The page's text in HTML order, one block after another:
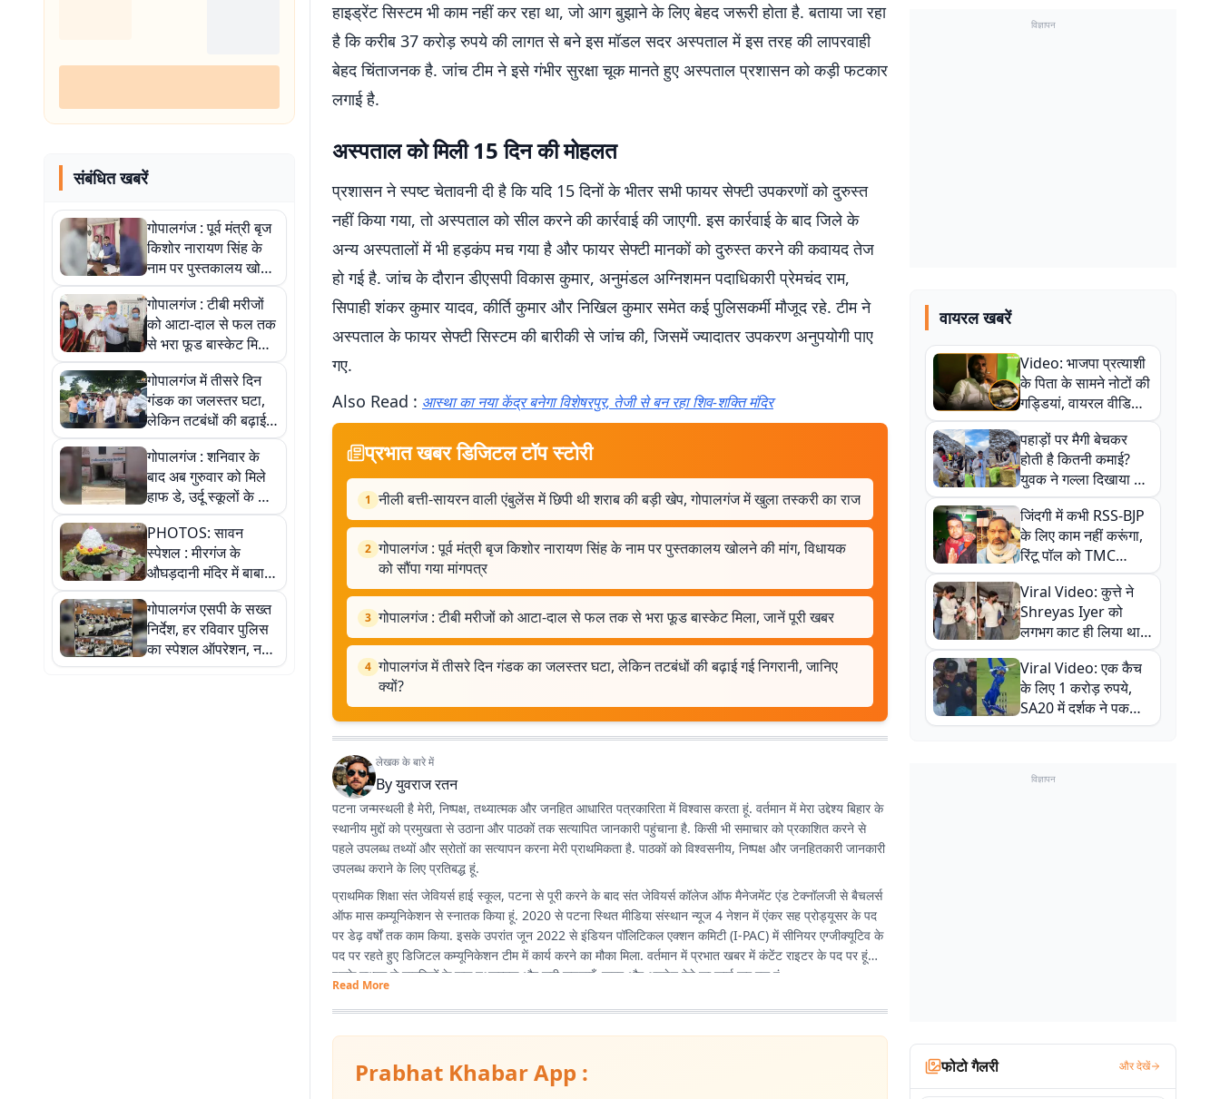
संबंधित खबरें
गोपालगंज : पूर्व मंत्री बृज
किशोर नारायण सिंह के
नाम पर पुस्तकालय खोलने
की मांग, विधायक को सौंपा
गया मांगपत्र
गोपालगंज : टीबी मरीजों
को आटा-दाल से फल तक
से भरा फूड बास्केट मिला,
जानें पूरी खबर
गोपालगंज में तीसरे दिन
गंडक का जलस्तर घटा,
लेकिन तटबंधों की बढ़ाई
गई निगरानी, जानिए क्यों?
गोपालगंज : शनिवार के
बाद अब गुरुवार को मिले
हाफ डे, उर्दू स्कूलों के लिए
उठी नई मांग, शिक्षा मंत्री
को सौंपा पत्र
PHOTOS: सावन
स्पेशल : मीरगंज के
औघड़दानी मंदिर में बाबा
का अलौकिक श्रृंगार,
तस्वीरों में देखें महादेव के
कई मनमोहक स्वरूप
गोपालगंज एसपी के सख्त
निर्देश, हर रविवार पुलिस
का स्पेशल ऑपरेशन, नशे
के पूरे नेटवर्क पर होगी
हाइड्रेंट सिस्टम भी काम नहीं कर रहा था, जो आग बुझाने के लिए बेहद जरूरी होता है. बताया जा रहा
है कि करीब 37 करोड़ रुपये की लागत से बने इस मॉडल सदर अस्पताल में इस तरह की लापरवाही
बेहद चिंताजनक है. जांच टीम ने इसे गंभीर सुरक्षा चूक मानते हुए अस्पताल प्रशासन को कड़ी फटकार
लगाई है.
अस्पताल को मिली 15 दिन की मोहलत
प्रशासन ने स्पष्ट चेतावनी दी है कि यदि 15 दिनों के भीतर सभी फायर सेफ्टी उपकरणों को दुरुस्त
नहीं किया गया, तो अस्पताल को सील करने की कार्रवाई की जाएगी. इस कार्रवाई के बाद जिले के
अन्य अस्पतालों में भी हड़कंप मच गया है और फायर सेफ्टी मानकों को दुरुस्त करने की कवायद तेज
हो गई है. जांच के दौरान डीएसपी विकास कुमार, अनुमंडल अग्निशमन पदाधिकारी प्रेमचंद राम,
सिपाही शंकर कुमार यादव, कीर्ति कुमार और निखिल कुमार समेत कई पुलिसकर्मी मौजूद रहे. टीम ने
अस्पताल के फायर सेफ्टी सिस्टम की बारीकी से जांच की, जिसमें ज्यादातर उपकरण अनुपयोगी पाए
गए.
Also Read : आस्था का नया केंद्र बनेगा विशेषरपुर, तेजी से बन रहा शिव-शक्ति मंदिर
प्रभात खबर डिजिटल टॉप स्टोरी
1 नीली बत्ती-सायरन वाली एंबुलेंस में छिपी थी शराब की बड़ी खेप, गोपालगंज में खुला तस्करी का राज
2 गोपालगंज : पूर्व मंत्री बृज किशोर नारायण सिंह के नाम पर पुस्तकालय खोलने की मांग, विधायक
को सौंपा गया मांगपत्र
3 गोपालगंज : टीबी मरीजों को आटा-दाल से फल तक से भरा फूड बास्केट मिला, जानें पूरी खबर
4 गोपालगंज में तीसरे दिन गंडक का जलस्तर घटा, लेकिन तटबंधों की बढ़ाई गई निगरानी, जानिए
क्यों?
लेखक के बारे में
Byयुवराज रतन
पटना जन्मस्थली है मेरी, निष्पक्ष, तथ्यात्मक और जनहित आधारित पत्रकारिता में विश्वास करता हूं. वर्तमान में मेरा उद्देश्य बिहार के
स्थानीय मुद्दों को प्रमुखता से उठाना और पाठकों तक सत्यापित जानकारी पहुंचाना है. किसी भी समाचार को प्रकाशित करने से
पहले उपलब्ध तथ्यों और स्रोतों का सत्यापन करना मेरी प्राथमिकता है. पाठकों को विश्वसनीय, निष्पक्ष और जनहितकारी जानकारी
उपलब्ध कराने के लिए प्रतिबद्ध हूं.
प्राथमिक शिक्षा संत जेवियर्स हाई स्कूल, पटना से पूरी करने के बाद संत जेवियर्स कॉलेज ऑफ मैनेजमेंट एंड टेक्नॉलजी से बैचलर्स
ऑफ मास कम्यूनिकेशन से स्नातक किया हूं. 2020 से पटना स्थित मीडिया संस्थान न्यूज 4 नेशन में एंकर सह प्रोड्यूसर के पद
पर डेढ़ वर्षों तक काम किया. इसके उपरांत जून 2022 से इंडियन पॉलिटिकल एक्शन कमिटी (I-PAC) में सीनियर एग्जीक्यूटिव के
पद पर रहते हुए डिजिटल कम्यूनिकेशन टीम में कार्य करने का मौका मिला. वर्तमान में प्रभात खबर में कंटेंट राइटर के पद पर हूं
इसके माध्यम से नागरिकों के पास तथ्यात्मक और सही सूचनाएँ, खबर और अपडेट देने का कार्य कर रहा हूं.
Read More
Prabhat Khabar App :
विज्ञापन
वायरल खबरें
Video: भाजपा प्रत्याशी
के पिता के सामने नोटों की
गड्डियां, वायरल वीडियो
से राजनीति में उबाल,
अजित महतो बोले- TMC
की गंदी चाल
पहाड़ों पर मैगी बेचकर
होती है कितनी कमाई?
युवक ने गल्ला दिखाया तो
नौकरी वालों के खड़े हो गए
कान
जिंदगी में कभी RSS-BJP
के लिए काम नहीं करूंगा,
रिंटू पॉल को TMC
ऑफिस में ले जाकर पीटा,
Video वायरल
Viral Video: कुत्ते ने
Shreyas Iyer को
लगभग काट ही लिया था,
न्यूजीलैंड सीरीज से पहले
बाल-बाल बचे
Viral Video: एक कैच
के लिए 1 करोड़ रुपये,
SA20 में दर्शक ने पकड़ा
एक हाथ से गजब का कैच
विज्ञापन
फोटो गैलरी और देखें